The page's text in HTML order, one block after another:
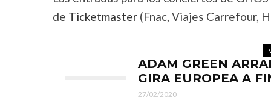
de Ticketmaster (Fnac, Viajes Carrefour,
ADAM GREEN
GIRA EUROPEA A
27/02/2020